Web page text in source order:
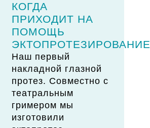
КОГДА
ПРИХОДИТ НА
ПОМОЩЬ
ЭКТОПРОТЕЗИРОВАНИЕ
Наш первый
накладной глазной
протез. Совместно с
театральным
гримером мы
изготовили